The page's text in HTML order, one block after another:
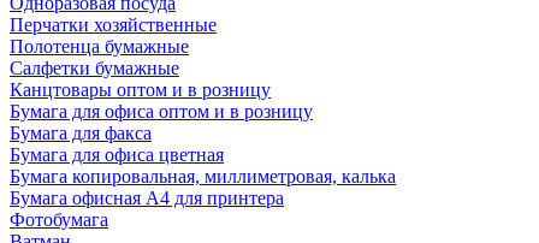
Перчатки хозяйственные
Полотенца бумажные
Салфетки бумажные
Канцтовары оптом и в розницу
Бумага для офиса оптом и в розницу
Бумага для факса
Бумага для офиса цветная
Бумага копировальная, миллиметровая, калька
Бумага офисная А4 для принтера
Фотобумага